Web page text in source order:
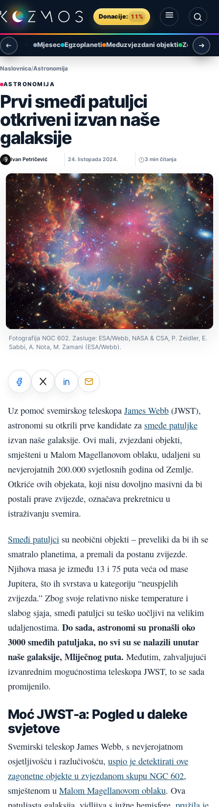
Preskoči na sadržaj
Donacije: 11%
Otvori izbornik
Otvori pretragu
Mjesec Egzoplaneti Međuzvjezdani objekti Zemlja i
Naslovnica Astronomija
ASTRONOMIJA
Prvi smeđi patuljci
otkriveni izvan naše
galaksije
Ivan Petričević 24. listopada 2024. 3 min čitanja
Fotografija NGC 602. Zasluge: ESA/Webb, NASA & CSA, P. Zeidler, E.
Sabbi, A. Nota, M. Zamani (ESA/Webb).
Uz pomoć svemirskog teleskopa James Webb (JWST),
astronomi su otkrili prve kandidate za smeđe patuljke
izvan naše galaksije. Ovi mali, zvjezdani objekti,
smješteni u Malom Magellanovom oblaku, udaljeni su
nevjerojatnih 200.000 svjetlosnih godina od Zemlje.
Otkriće ovih objekata, koji nisu dovoljno masivni da bi
postali prave zvijezde, označava prekretnicu u
istraživanju svemira.
Smeđi patuljci su neobični objekti – preveliki da bi ih se
smatralo planetima, a premali da postanu zvijezde.
Njihova masa je između 13 i 75 puta veća od mase
Jupitera, što ih svrstava u kategoriju “neuspjelih
zvijezda.” Zbog svoje relativno niske temperature i
slabog sjaja, smeđi patuljci su teško uočljivi na velikim
udaljenostima. Do sada, astronomi su pronašli oko
3000 smeđih patuljaka, no svi su se nalazili unutar
naše galaksije, Mliječnog puta. Međutim, zahvaljujući
izvanrednim mogućnostima teleskopa JWST, to se sada
promijenilo.
Moć JWST-a: Pogled u daleke
svjetove
Svemirski teleskop James Webb, s nevjerojatnom
osjetljivošću i razlučivošću, uspio je detektirati ove
zagonetne objekte u zvjezdanom skupu NGC 602,
smještenom u Malom Magellanovom oblaku. Ova